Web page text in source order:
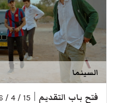
السينما
فتح باب التقديم 15 / 4 / 2026